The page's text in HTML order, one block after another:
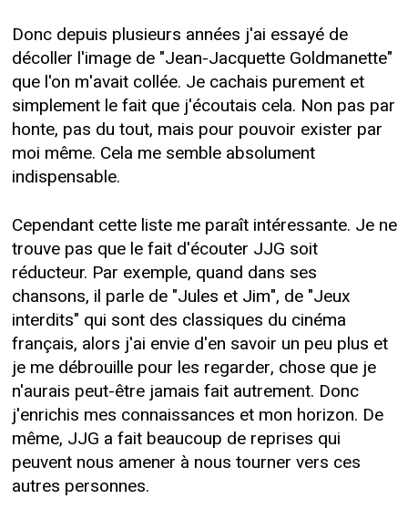
Donc depuis plusieurs années j'ai essayé de
décoller l'image de "Jean-Jacquette Goldmanette"
que l'on m'avait collée. Je cachais purement et
simplement le fait que j'écoutais cela. Non pas par
honte, pas du tout, mais pour pouvoir exister par
moi même. Cela me semble absolument
indispensable.
Cependant cette liste me paraît intéressante. Je ne
trouve pas que le fait d'écouter JJG soit
réducteur. Par exemple, quand dans ses
chansons, il parle de "Jules et Jim", de "Jeux
interdits" qui sont des classiques du cinéma
français, alors j'ai envie d'en savoir un peu plus et
je me débrouille pour les regarder, chose que je
n'aurais peut-être jamais fait autrement. Donc
j'enrichis mes connaissances et mon horizon. De
même, JJG a fait beaucoup de reprises qui
peuvent nous amener à nous tourner vers ces
autres personnes.